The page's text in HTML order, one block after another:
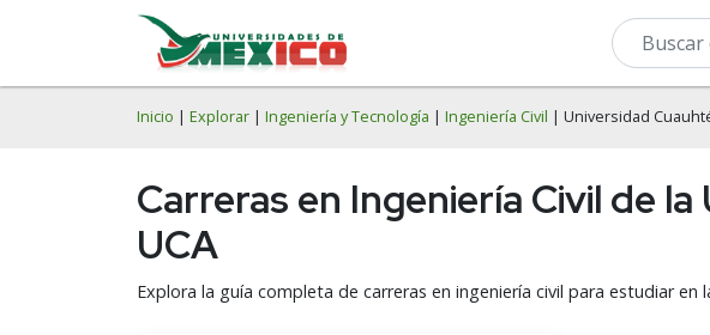
Inicio | Explorar | Ingeniería y Tecnología | Ingeniería Civil | Universidad
Carreras en Ingeniería Civil de
UCA
Explora la guía completa de carreras en ingeniería civil para estudiar en